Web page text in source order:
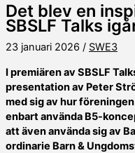
Det blev en
SBSLF Talks
23 januari 2026 / SWE3
I premiären av SBSLF
presentation av Peter
med sig av hur
enbart använda B5-
att även använda sig av
ordinarie Barn &